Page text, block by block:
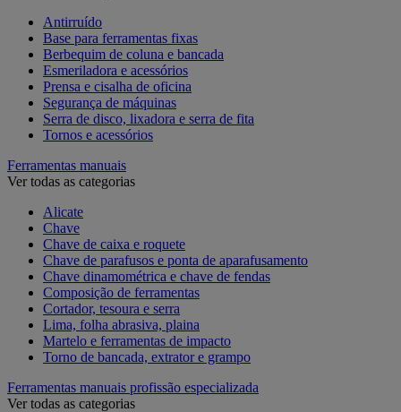
Antirruído
Base para ferramentas fixas
Berbequim de coluna e bancada
Esmeriladora e acessórios
Prensa e cisalha de oficina
Segurança de máquinas
Serra de disco, lixadora e serra de fita
Tornos e acessórios
Ferramentas manuais
Ver todas as categorias
Alicate
Chave
Chave de caixa e roquete
Chave de parafusos e ponta de aparafusamento
Chave dinamométrica e chave de fendas
Composição de ferramentas
Cortador, tesoura e serra
Lima, folha abrasiva, plaina
Martelo e ferramentas de impacto
Torno de bancada, extrator e grampo
Ferramentas manuais profissão especializada
Ver todas as categorias